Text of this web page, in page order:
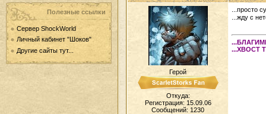
Полезные ссылки
Сервер ShockWorld
Личный кабинет "Шоков"
Другие сайты тут...
Герой
Откуда:
Регистрация: 15.09.06
Сообщений: 1230
...просто
...жду с
...ХВОСТ